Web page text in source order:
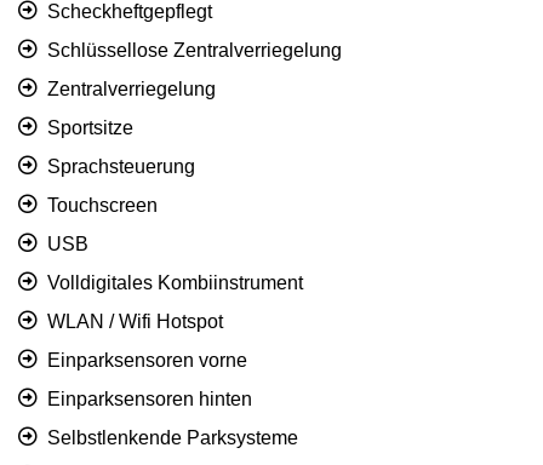
Scheckheftgepflegt
Schlüssellose Zentralverriegelung
Zentralverriegelung
Sportsitze
Sprachsteuerung
Touchscreen
USB
Volldigitales Kombiinstrument
WLAN / Wifi Hotspot
Einparksensoren vorne
Einparksensoren hinten
Selbstlenkende Parksysteme